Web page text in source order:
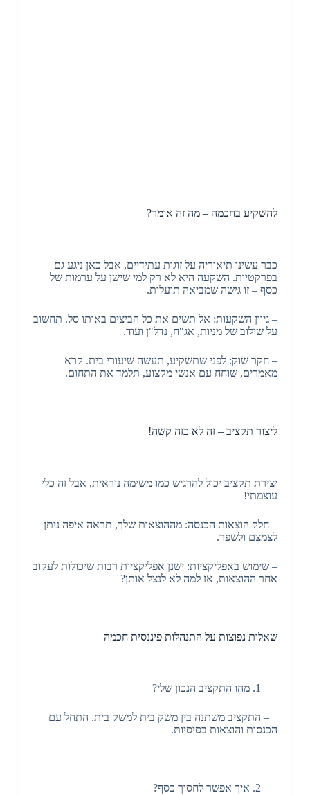
להשקיע בחכמה – מה זה אומר?
כבר עשינו תיאוריה על זוגות עתידיים, אבל כאן ניגע גם
בפרקטיות. השקעה היא לא רק למי שישן על ערמות של
כסף – זו גישה שמביאה תועלות.
– גיוון השקעות: אל תשים את כל הביצים באותו סל. תחשוב
על שילוב של מניות, אג"ח, נדל"ן ועוד.
– חקר שוק: לפני שתשקיע, תעשה שיעורי בית. קרא
מאמרים, שוחח עם אנשי מקצוע, תלמד את התחום.
ליצור תקציב – זה לא כזה קשה!
יצירת תקציב יכול להרגיש כמו משימה נוראית, אבל זה כלי
עוצמתי!
– חלק הוצאות הכנסה: מההוצאות שלך, תראה איפה ניתן
לצמצם ולשפר.
– שימוש באפליקציות: ישנן אפליקציות רבות שיכולות לעקוב
אחר ההוצאות, אז למה לא לנצל אותן?
שאלות נפוצות על התנהלות פיננסית חכמה
מהו התקציב הנכון שלי?
– התקציב משתנה בין משק בית למשק בית. התחל עם
הכנסות והוצאות בסיסיות.
איך אפשר לחסוך כסף?